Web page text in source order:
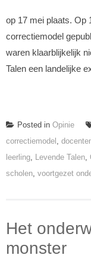
op 17 mei plaats. Op
correctiemodel
waren klaarblijkelijk
Talen een landelijke
Posted in Opinie
correctiemodel ,
leerling, Levende Talen,
scholen, voortgezet
Het
monster